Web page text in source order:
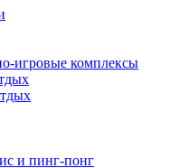
игровые комплексы
и пинг-понг